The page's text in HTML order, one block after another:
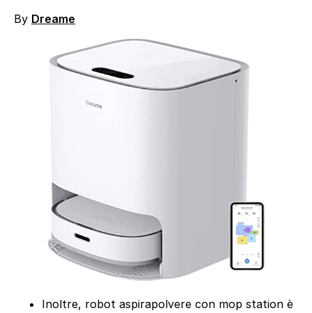
By Dreame
Inoltre, robot aspirapolvere con mop station è